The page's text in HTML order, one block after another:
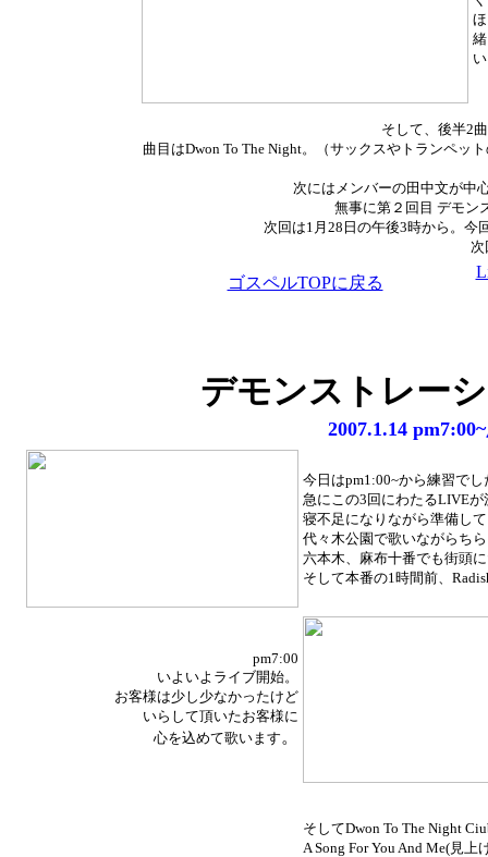
そして、後半2
曲目はDwon To The Night。（サックスやトランペッ
次にはメンバーの田中文が中
無事に第２回目 デモン
次回は1月28日の午後3時から。今
次
ゴスペルTOPに戻る
デモンストレー
2007.1.14
今日はpm1:00~から練習でし
急にこの3回にわたるLIVE
寝不足になりながら準備し
代々木公園で歌いながらち
六本木、麻布十番でも街頭
そして本番の1時間前、
pm7:00
いよいよライブ開始。
お客様は少し少なかったけど
いらして頂いたお客様に
心を込めて歌います 。
そしてDwon To The Night
A Song For You And Me(見